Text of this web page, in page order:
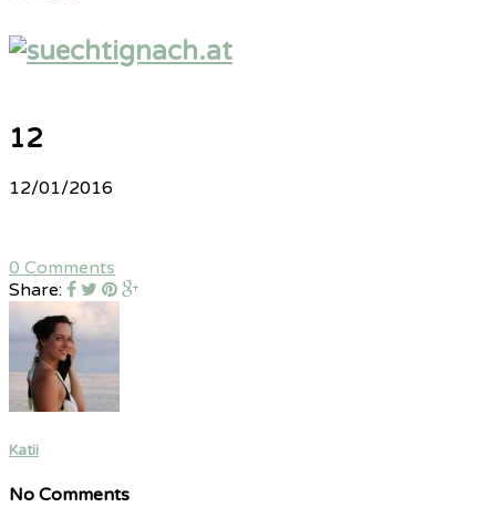
12
12/01/2016
0 Comments
Share:
Katii
No Comments